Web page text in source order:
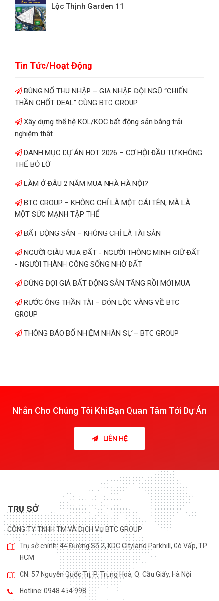
Lộc Thịnh Garden 11
Tin Tức/Hoạt Động
BÙNG NỔ THU NHẬP – GIA NHẬP ĐỘI NGŨ “CHIẾN
THẦN CHỐT DEAL” CÙNG BTC GROUP
Xây dựng thế hệ KOL/KOC bất động sản bằng trải
nghiệm thật
DANH MỤC DỰ ÁN HOT 2026 – CƠ HỘI ĐẦU TƯ KHÔNG
THỂ BỎ LỠ
LÀM Ở ĐÂU 2 NĂM MUA NHÀ HÀ NỘI?
BTC GROUP – KHÔNG CHỈ LÀ MỘT CÁI TÊN, MÀ LÀ
MỘT SỨC MẠNH TẬP THỂ
BẤT ĐỘNG SẢN – KHÔNG CHỈ LÀ TÀI SẢN
NGƯỜI GIÀU MUA ĐẤT - NGƯỜI THÔNG MINH GIỮ ĐẤT
- NGƯỜI THÀNH CÔNG SỐNG NHỜ ĐẤT
ĐỪNG ĐỢI GIÁ BẤT ĐỘNG SẢN TĂNG RỒI MỚI MUA
RƯỚC ÔNG THẦN TÀI – ĐÓN LỘC VÀNG VỀ BTC
GROUP
THÔNG BÁO BỔ NHIỆM NHÂN SỰ – BTC GROUP
Nhắn Cho Chúng Tôi Khi Bạn Quan Tâm Tới Dự Án
LIÊN HỆ
TRỤ SỞ
CÔNG TY TNHH TM VÀ DỊCH VỤ BTC GROUP
Trụ sở chính: 44 Đường Số 2, KDC Cityland Parkhill, Gò Vấp, TP.
HCM
CN: 57 Nguyễn Quốc Trị, P. Trung Hoà, Q. Cầu Giấy, Hà Nội
Hotline: 0948 454 998